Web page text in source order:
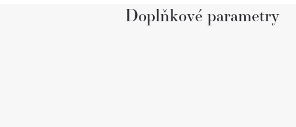
Doplňkové parametry